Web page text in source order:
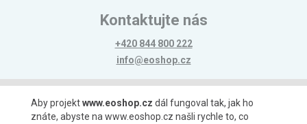
Kontaktujte nás
+420 844 800 222
info@eoshop.cz
Možnosti platby
Aby projektwww.eoshop.cz dál fungoval tak, jak ho
znáte, abyste na www.eoshop.cz našli rychle to, co